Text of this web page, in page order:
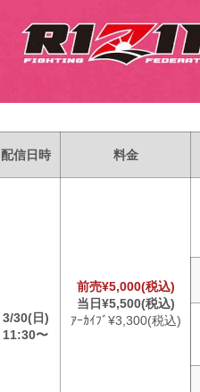
配信日時 料金
3/30(日)
11:30〜
前売¥5,000(税込)
当日¥5,500(税込)
ｱｰｶｲﾌﾞ¥3,300(税込)